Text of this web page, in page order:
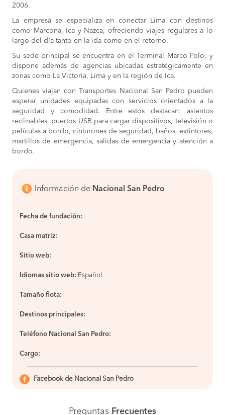
2006.
La empresa se especializa en conectar Lima con destinos
como Marcona, Ica y Nazca, ofreciendo viajes regulares a lo
largo del día tanto en la ida como en el retorno.
Su sede principal se encuentra en el Terminal Marco Polo, y
dispone además de agencias ubicadas estratégicamente en
zonas como La Victoria, Lima y en la región de Ica.
Quienes viajan con Transportes Nacional San Pedro pueden
esperar unidades equipadas con servicios orientados a la
seguridad y comodidad. Entre estos destacan: asientos
reclinables, puertos USB para cargar dispositivos, televisión o
películas a bordo, cinturones de seguridad, baños, extintores,
martillos de emergencia, salidas de emergencia y atención a
bordo.
Información de Nacional San Pedro
Fecha de fundación:
Casa matriz:
Sitio web:
Idiomas sitio web: Español
Tamaño flota:
Destinos principales:
Teléfono Nacional San Pedro:
Cargo:
Facebook de Nacional San Pedro
Preguntas Frecuentes